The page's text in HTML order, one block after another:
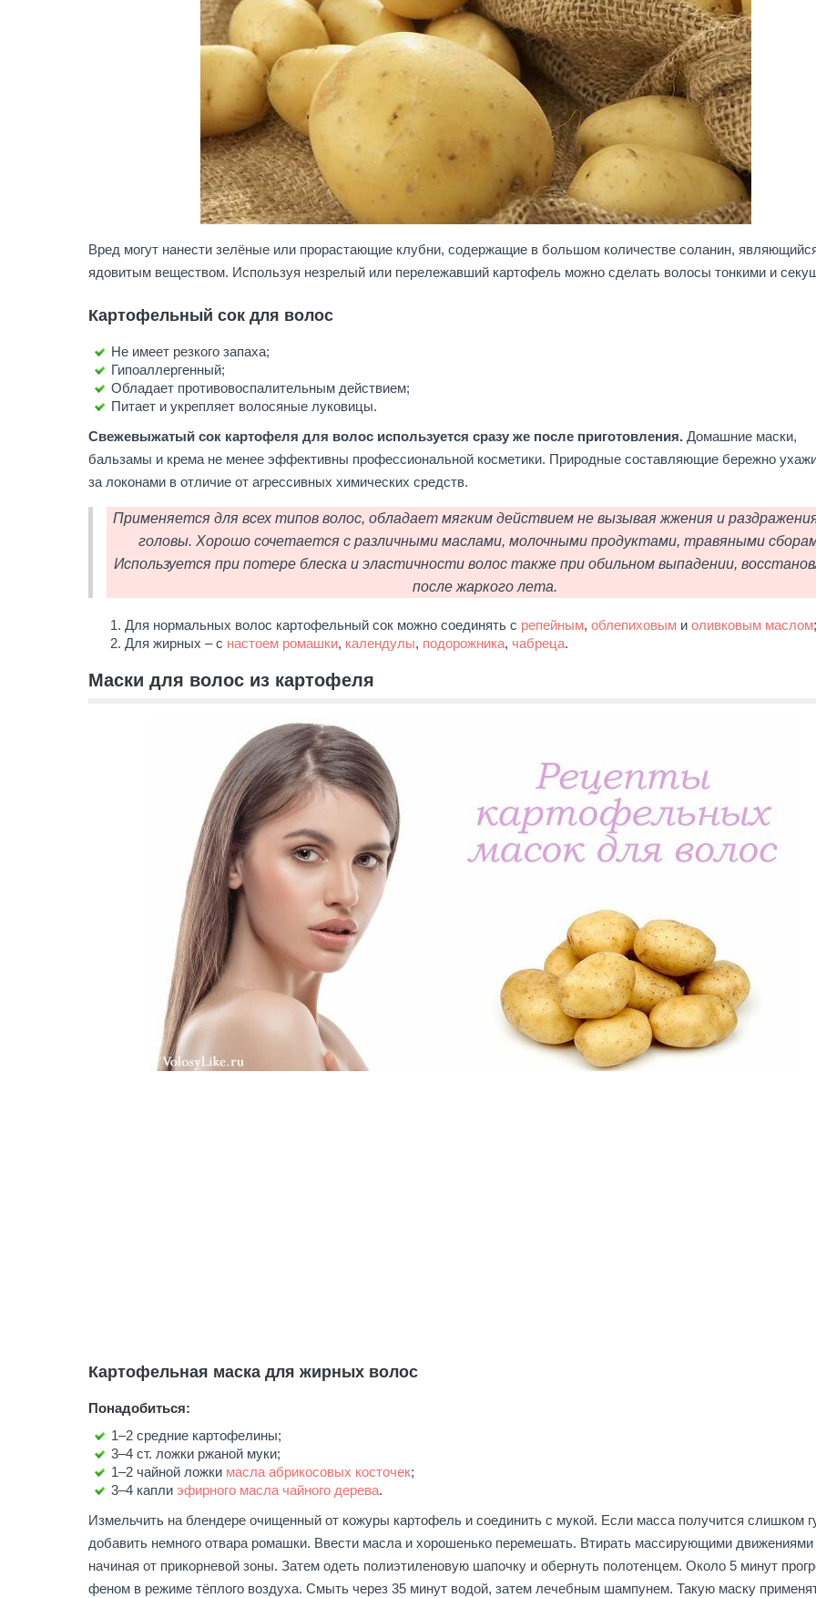
Вред могут нанести зелёные или прорастающие клубни, содержащие в большом количестве соланин,
ядовитым веществом. Используя незрелый или перележавший картофель можно сделать волосы тонкими и
Картофельный сок для волос
Не имеет резкого запаха;
Гипоаллергенный;
Обладает противовоспалительным действием;
Питает и укрепляет волосяные луковицы.
Свежевыжатый сок картофеля для волос используется сразу же после приготовления. Домашние маски,
бальзамы и крема не менее эффективны профессиональной косметики. Природные составляющие бережно
за локонами в отличие от агрессивных химических средств.
Применяется для всех типов волос, обладает мягким действием не вызывая жжения и
головы. Хорошо сочетается с различными маслами, молочными продуктами, травяными
Используется при потере блеска и эластичности волос также при обильном выпадении,
после жаркого лета.
Для нормальных волос картофельный сок можно соединять с репейным, облепиховым и оливковым маслом;
Для жирных – с настоем ромашки, календулы, подорожника, чабреца.
Маски для волос из картофеля
Картофельная маска для жирных волос
Понадобиться:
1–2 средние картофелины;
3–4 ст. ложки ржаной муки;
1–2 чайной ложки масла абрикосовых косточек;
3–4 капли эфирного масла чайного дерева.
Измельчить на блендере очищенный от кожуры картофель и соединить с мукой. Если масса получится слишком
добавить немного отвара ромашки. Ввести масла и хорошенько перемешать. Втирать массирующими движениями
начиная от прикорневой зоны. Затем одеть полиэтиленовую шапочку и обернуть полотенцем. Около 5 минут
феном в режиме тёплого воздуха. Смыть через 35 минут водой, затем лечебным шампунем. Такую маску